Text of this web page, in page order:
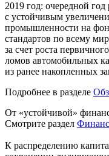
2019 год: очередной
с устойчивым
промышленности на
стандартов по всему
за счет роста
ломов автомобильных
из ранее накопленных
Подробнее в разделе
От «устойчивой»
Смотрите раздел
К распределению